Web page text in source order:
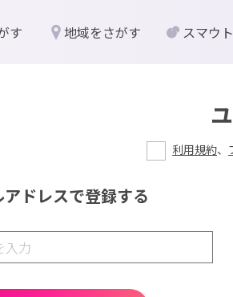
利用規約、
アドレスで登録する
す 地域をさがす スマウ